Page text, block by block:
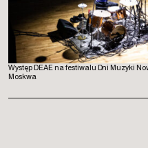
Występ DEAE na festiwalu Dni Muzyki
Moskwa